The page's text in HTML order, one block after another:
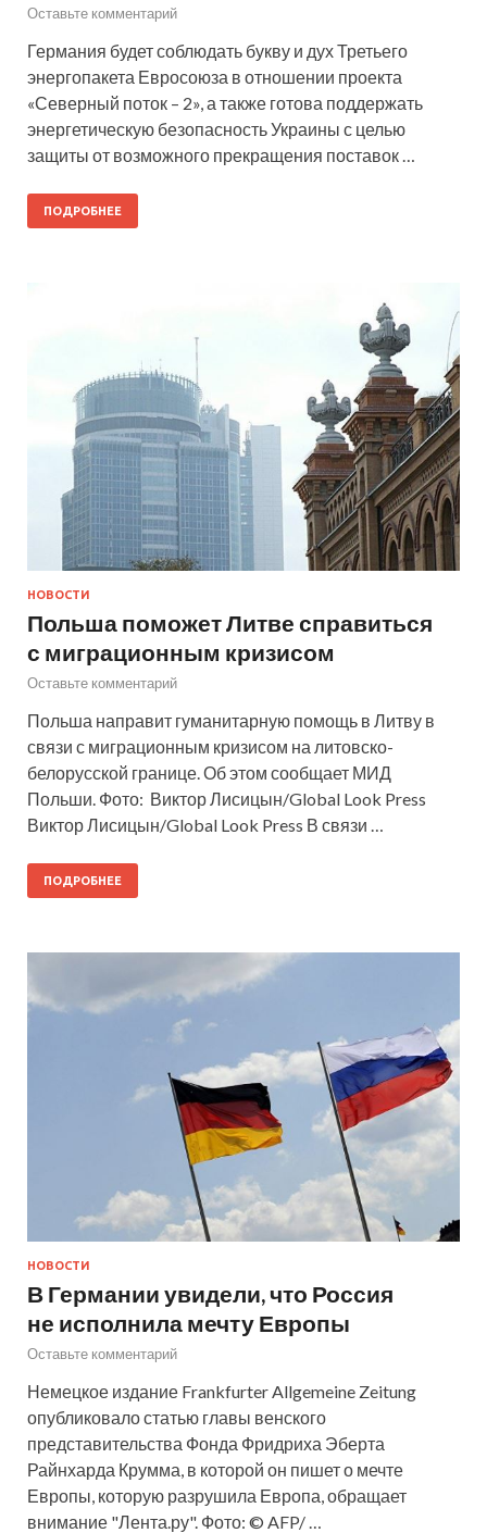
Оставьте комментарий
Германия будет соблюдать букву и дух Третьего
энергопакета Евросоюза в отношении проекта
«Северный поток – 2», а также готова поддержать
энергетическую безопасность Украины с целью
защиты от возможного прекращения поставок …
ПОДРОБНЕЕ
НОВОСТИ
Польша поможет Литве справиться
с миграционным кризисом
Оставьте комментарий
Польша направит гуманитарную помощь в Литву в
связи с миграционным кризисом на литовско-
белорусской границе. Об этом сообщает МИД
Польши. Фото: Виктор Лисицын/Global Look Press
Виктор Лисицын/Global Look Press В связи …
ПОДРОБНЕЕ
НОВОСТИ
В Германии увидели, что Россия
не исполнила мечту Европы
Оставьте комментарий
Немецкое издание Frankfurter Allgemeine Zeitung
опубликовало статью главы венского
представительства Фонда Фридриха Эберта
Райнхарда Крумма, в которой он пишет о мечте
Европы, которую разрушила Европа, обращает
внимание "Лента.ру". Фото: © AFP/ …